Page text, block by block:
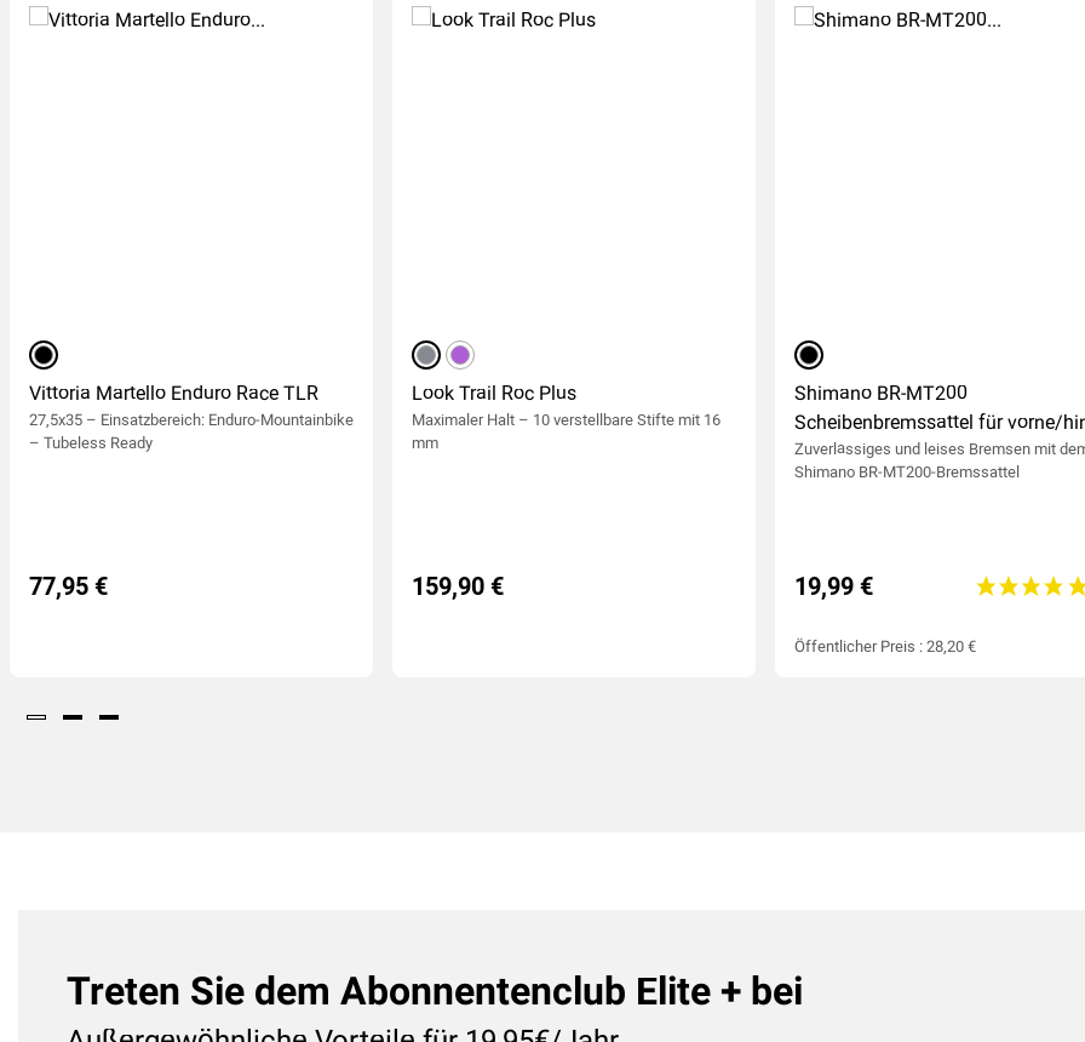
) (245)
schwarz
Vittoria Martello Enduro Race TLR
27,5x35 – Einsatzbereich: Enduro-Mountainbike
– Tubeless Ready
77,95 €
silberviolett
Look Trail Roc Plus
Maximaler Halt – 10 verstellbare Stifte mit 16
mm
159,90 €
schwarz
Shimano BR-MT200
Scheibenbremssattel für vorne/
Zuverlässiges und leises Bremsen mit
Shimano BR-MT200-Bremssattel
19,99 €
Öffentlicher Preis : 28,20 €
Treten Sie dem Abonnentenclub Elite + bei